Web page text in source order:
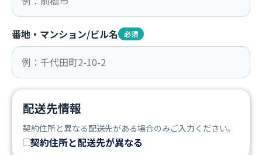
番地・マンション/ビル名 必須
配送先情報
契約住所と異なる配送先がある場合のみご入力ください。
契約住所と配送先が異なる